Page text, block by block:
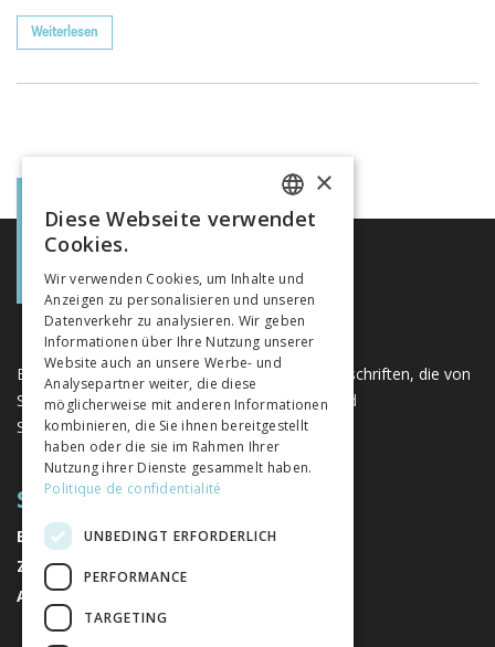
Weiterlesen
Eine einzigartige Plattform für Bücher und Zeitschriften, die von
Schweizer Verlagen im Bereich der Geistes- und
Sozialwissenschaften herausgegeben werden.
SITEMAP
BÜCHER
ZEITSCHRIFTEN
AUTOREN
FRENCH
ITALIAN
×
Diese Webseite verwendet
Cookies.
Wir verwenden Cookies, um Inhalte und
Anzeigen zu personalisieren und unseren
Datenverkehr zu analysieren. Wir geben
Informationen über Ihre Nutzung unserer
Website auch an unsere Werbe- und
Analysepartner weiter, die diese
möglicherweise mit anderen Informationen
kombinieren, die Sie ihnen bereitgestellt
haben oder die sie im Rahmen Ihrer
Nutzung ihrer Dienste gesammelt haben.
Politique de confidentialité
UNBEDINGT ERFORDERLICH
PERFORMANCE
TARGETING